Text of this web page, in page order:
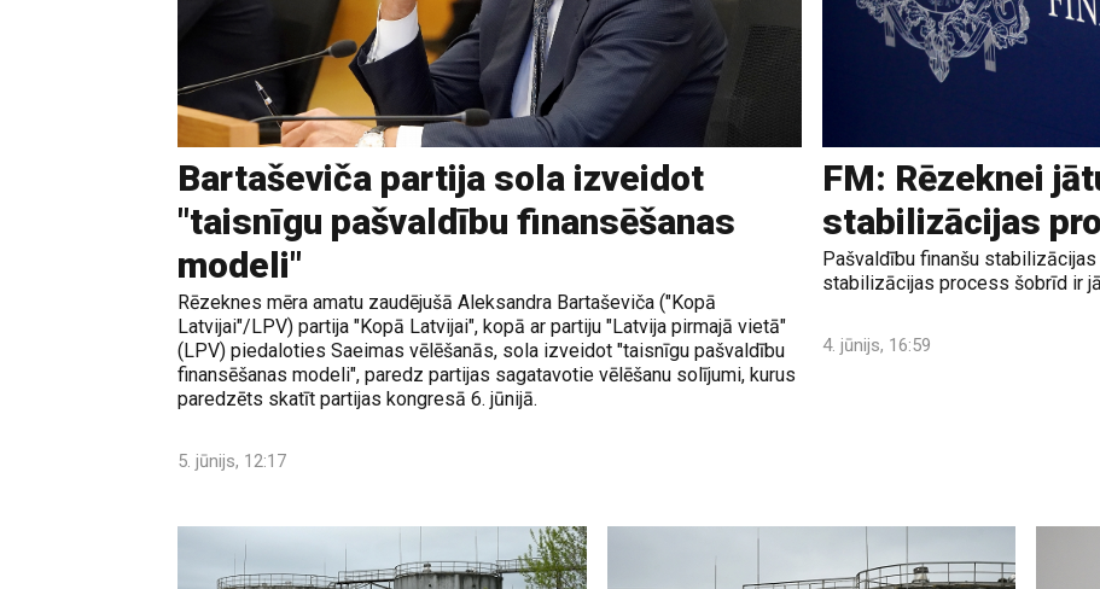
Bartaševiča partija sola izveidot
"taisnīgu pašvaldību finansēšanas
modeli"
Rēzeknes mēra amatu zaudējušā Aleksandra Bartaševiča ("Kopā
Latvijai"/LPV) partija "Kopā Latvijai", kopā ar partiju "Latvija pirmajā vietā"
(LPV) piedaloties Saeimas vēlēšanās, sola izveidot "taisnīgu pašvaldību
finansēšanas modeli", paredz partijas sagatavotie vēlēšanu solījumi, kurus
paredzēts skatīt partijas kongresā 6. jūnijā.
5. jūnijs, 12:17
FM: Rēzeknei
stabilizācijas
Pašvaldību finanšu
stabilizācijas process šobrīd ir
4. jūnijs, 16:59